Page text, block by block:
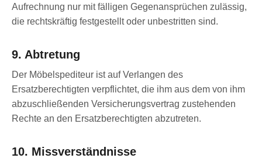
Aufrechnung nur mit fälligen Gegenansprüchen zulässig,
die rechtskräftig festgestellt oder unbestritten sind.
9. Abtretung
Der Möbelspediteur ist auf Verlangen des
Ersatzberechtigten verpflichtet, die ihm aus dem von ihm
abzuschließenden Versicherungsvertrag zustehenden
Rechte an den Ersatzberechtigten abzutreten.
10. Missverständnisse